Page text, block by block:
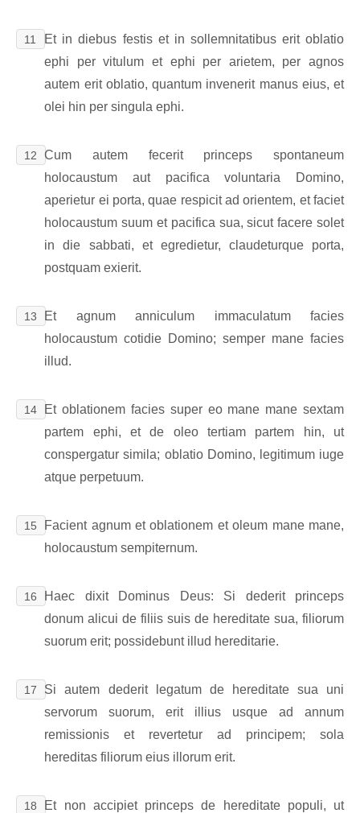
11
Et in diebus festis et in sollemnitatibus erit oblatio
ephi per vitulum et ephi per arietem, per agnos
autem erit oblatio, quantum invenerit manus eius, et
olei hin per singula ephi.
12
Cum autem fecerit princeps spontaneum
holocaustum aut pacifica voluntaria Domino,
aperietur ei porta, quae respicit ad orientem, et faciet
holocaustum suum et pacifica sua, sicut facere solet
in die sabbati, et egredietur, claudeturque porta,
postquam exierit.
13
Et agnum anniculum immaculatum facies
holocaustum cotidie Domino; semper mane facies
illud.
14
Et oblationem facies super eo mane mane sextam
partem ephi, et de oleo tertiam partem hin, ut
conspergatur simila; oblatio Domino, legitimum iuge
atque perpetuum.
15
Facient agnum et oblationem et oleum mane mane,
holocaustum sempiternum.
16
Haec dixit Dominus Deus: Si dederit princeps
donum alicui de filiis suis de hereditate sua, filiorum
suorum erit; possidebunt illud hereditarie.
17
Si autem dederit legatum de hereditate sua uni
servorum suorum, erit illius usque ad annum
remissionis et revertetur ad principem; sola
hereditas filiorum eius illorum erit.
18
Et non accipiet princeps de hereditate populi, ut